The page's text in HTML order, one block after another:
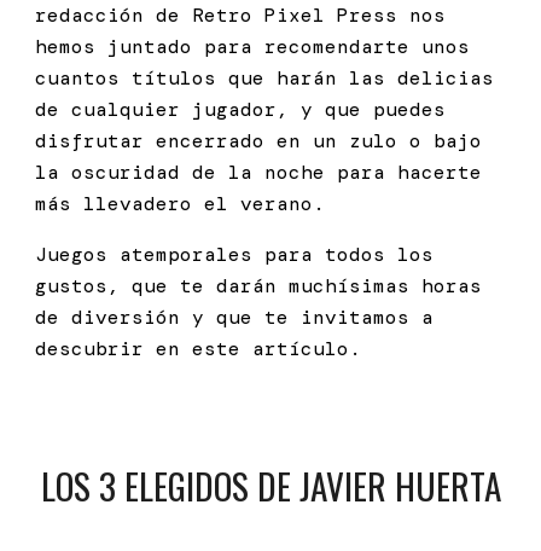
redacción de Retro Pixel Press nos
hemos juntado para recomendarte unos
cuantos títulos que harán las delicias
de cualquier jugador, y que puedes
disfrutar encerrado en un zulo o bajo
la oscuridad de la noche para hacerte
más llevadero el verano.
Juegos atemporales para todos los
gustos, que te darán muchísimas horas
de diversión y que te invitamos a
descubrir en este artículo.
LOS 3 ELEGIDOS DE JAVIER HUERTA